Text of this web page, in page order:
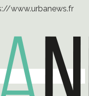
www.urbanews.fr